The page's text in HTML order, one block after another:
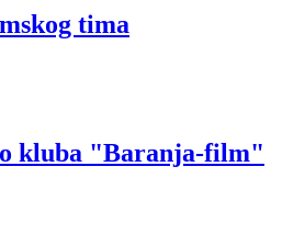
tima
kluba "Baranja-film"